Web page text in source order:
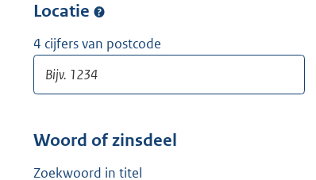
Locatie
4 cijfers van postcode
Woord of zinsdeel
Zoekwoord in titel